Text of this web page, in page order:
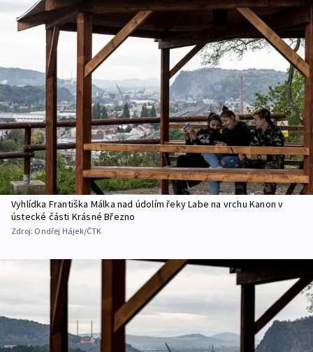
Vyhlídka Františka Málka nad údolím řeky Labe na vrchu Kanon v
ústecké části Krásné Březno
Zdroj: Ondřej Hájek/ČTK